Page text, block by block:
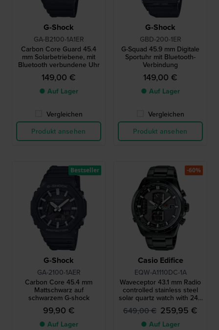
G-Shock
GA-B2100-1A1ER
Carbon Core Guard 45.4
mm Solarbetriebene, mit
Bluetooth verbundene Uhr
149,00 €
● Auf Lager
Vergleichen
Produkt ansehen
G-Shock
GBD-200-1ER
G-Squad 45.9 mm Digitale
Sportuhr mit Bluetooth-
Verbindung
149,00 €
● Auf Lager
Vergleichen
Produkt ansehen
G-Shock
GA-2100-1AER
Carbon Core 45.4 mm
Mattschwarz auf
schwarzem G-shock
99,90 €
● Auf Lager
Bestseller
Casio Edifice
EQW-A1110DC-1A
Waveceptor 43.1 mm Radio
controlled stainless steel
solar quartz watch with 24h
indicator
649,00 € 259,95 €
● Auf Lager
-60%